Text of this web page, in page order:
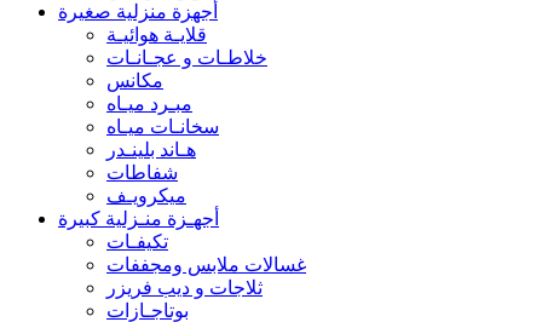
أجهزة منزلية صغيرة
قلايـة هوائيـة
خلاطـات و عجـانـات
مكانس
مبـرد ميـاه
سخانـات ميـاه
هـاند بلينـدر
شفاطات
ميكرويـف
أجهـزة منـزلية كبيرة
تكيفـات
غسالات ملابس ومجففات
ثلاجات و ديب فريزر
بوتاجـازات